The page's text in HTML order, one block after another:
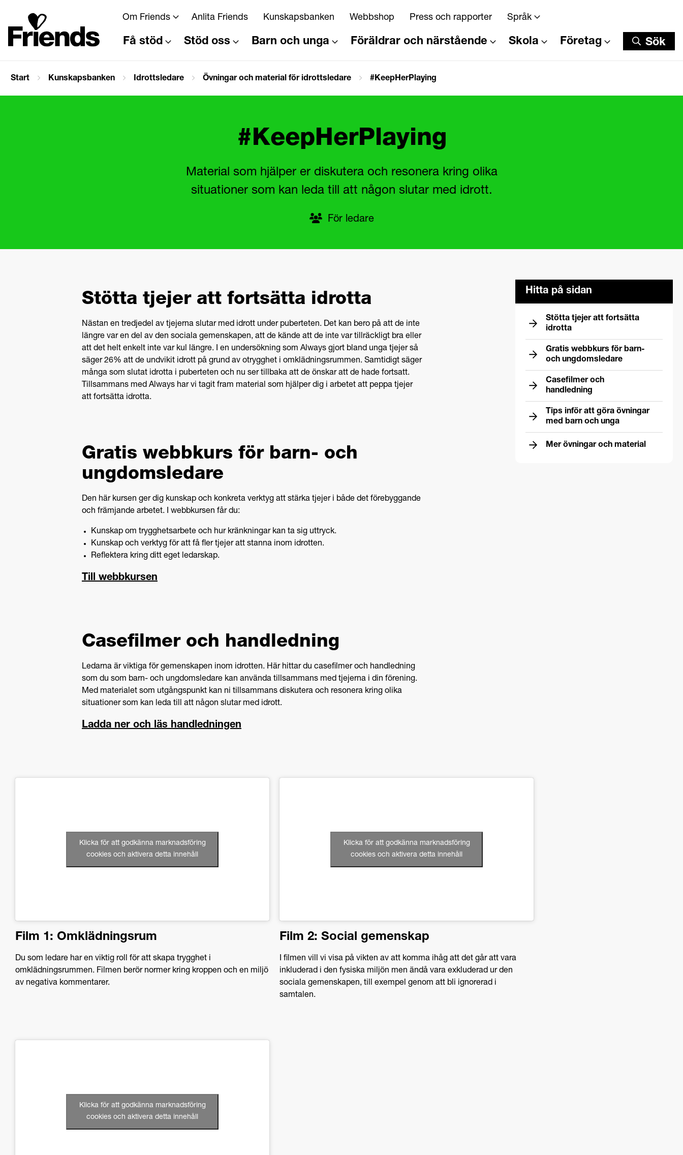
Om Friends Anlita Friends Kunskapsbanken Webbshop Press och rapporter Språk
Få stöd Stöd oss Barn och unga Föräldrar och närstående Skola Företag Sök
Sök
Start Kunskapsbanken Idrottsledare Övningar och material för idrottsledare #KeepHerPlaying
#KeepHerPlaying
Material som hjälper er diskutera och resonera kring olika
situationer som kan leda till att någon slutar med idrott.
För ledare
Hitta på sidan
Stötta tjejer att fortsätta
idrotta
Gratis webbkurs för barn-
och ungdomsledare
Casefilmer och
handledning
Tips inför att göra övningar
med barn och unga
Mer övningar och material
Stötta tjejer att fortsätta idrotta
Nästan en tredjedel av tjejerna slutar med idrott under puberteten. Det kan bero på att de inte
längre var en del av den sociala gemenskapen, att de kände att de inte var tillräckligt bra eller
att det helt enkelt inte var kul längre. I en undersökning som Always gjort bland unga tjejer så
säger 26% att de undvikit idrott på grund av otrygghet i omklädningsrummen. Samtidigt säger
många som slutat idrotta i puberteten och nu ser tillbaka att de önskar att de hade fortsatt.
Tillsammans med Always har vi tagit fram material som hjälper dig i arbetet att peppa tjejer
att fortsätta idrotta.
Gratis webbkurs för barn- och
ungdomsledare
Den här kursen ger dig kunskap och konkreta verktyg att stärka tjejer i både det förebyggande
och främjande arbetet. I webbkursen får du:
Kunskap om trygghetsarbete och hur kränkningar kan ta sig uttryck.
Kunskap och verktyg för att få fler tjejer att stanna inom idrotten.
Reflektera kring ditt eget ledarskap.
Till webbkursen
Casefilmer och handledning
Ledarna är viktiga för gemenskapen inom idrotten. Här hittar du casefilmer och handledning
som du som barn- och ungdomsledare kan använda tillsammans med tjejerna i din förening.
Med materialet som utgångspunkt kan ni tillsammans diskutera och resonera kring olika
situationer som kan leda till att någon slutar med idrott.
Ladda ner och läs handledningen
Klicka för att godkänna marknadsföring
cookies och aktivera detta innehåll
Film 1: Omklädningsrum
Du som ledare har en viktig roll för att skapa trygghet i
omklädningsrummen. Filmen berör normer kring kroppen och en miljö
av negativa kommentarer.
Klicka för att godkänna marknadsföring
cookies och aktivera detta innehåll
Film 2: Social gemenskap
I filmen vill vi visa på vikten av att komma ihåg att det går att vara
inkluderad i den fysiska miljön men ändå vara exkluderad ur den
sociala gemenskapen, till exempel genom att bli ignorerad i
samtalen.
Klicka för att godkänna marknadsföring
cookies och aktivera detta innehåll